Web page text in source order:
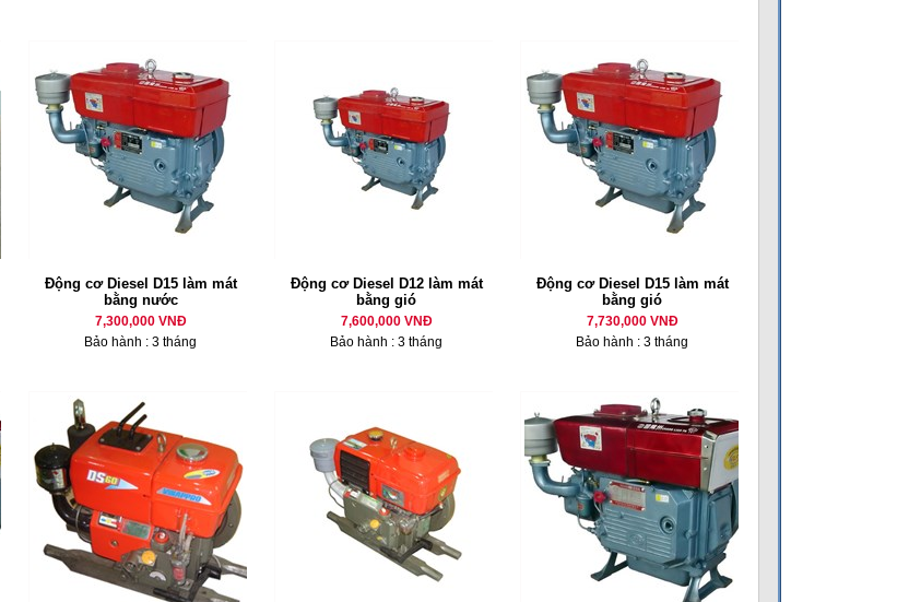
Động cơ Diesel D15 làm mát
bằng nước
7,300,000 VNĐ
Bảo hành : 3 tháng
Động cơ Diesel D12 làm mát
bằng gió
7,600,000 VNĐ
Bảo hành : 3 tháng
Động cơ Diesel D15 làm mát
bằng gió
7,730,000 VNĐ
Bảo hành : 3 tháng